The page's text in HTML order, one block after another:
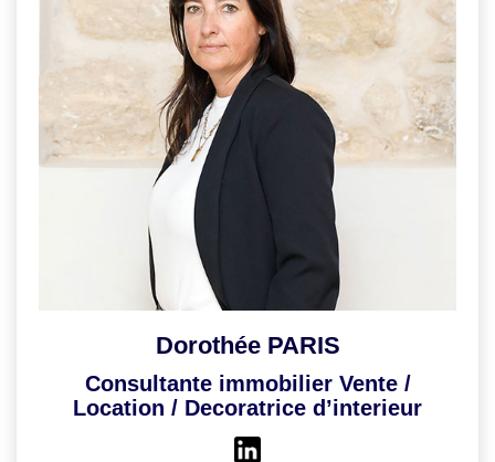
Dorothée PARIS
Consultante immobilier Vente /
Location / Decoratrice d’interieur